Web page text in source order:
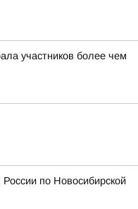
участников более чем
по Новосибирской